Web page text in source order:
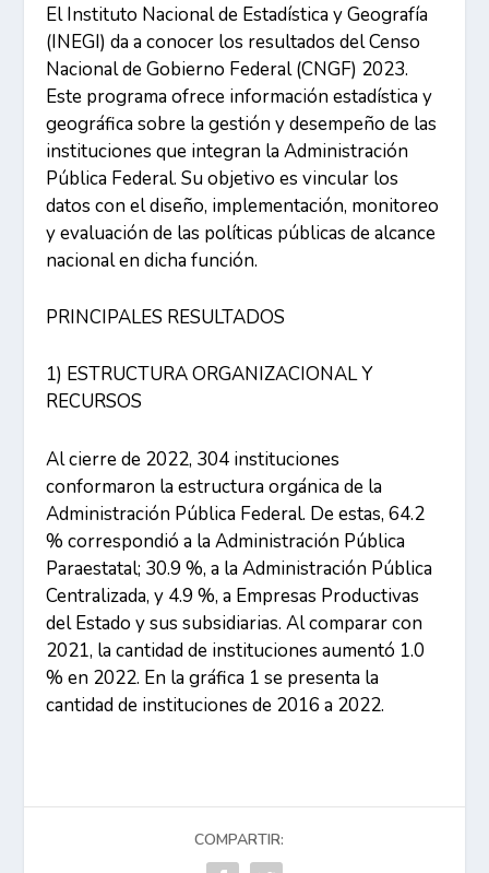
El Instituto Nacional de Estadística y Geografía
(INEGI) da a conocer los resultados del Censo
Nacional de Gobierno Federal (CNGF) 2023.
Este programa ofrece información estadística y
geográfica sobre la gestión y desempeño de las
instituciones que integran la Administración
Pública Federal. Su objetivo es vincular los
datos con el diseño, implementación, monitoreo
y evaluación de las políticas públicas de alcance
nacional en dicha función.
PRINCIPALES RESULTADOS
1) ESTRUCTURA ORGANIZACIONAL Y
RECURSOS
Al cierre de 2022, 304 instituciones
conformaron la estructura orgánica de la
Administración Pública Federal. De estas, 64.2
% correspondió a la Administración Pública
Paraestatal; 30.9 %, a la Administración Pública
Centralizada, y 4.9 %, a Empresas Productivas
del Estado y sus subsidiarias. Al comparar con
2021, la cantidad de instituciones aumentó 1.0
% en 2022. En la gráfica 1 se presenta la
cantidad de instituciones de 2016 a 2022.
COMPARTIR: